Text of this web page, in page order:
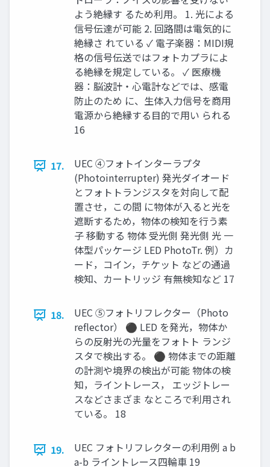
よう絶縁す るため利用。 1. 光による
信号伝達が可能 2. 回路間は電気的に
絶縁さ れている ✓ 電子楽器：MIDI規
格の信号伝送ではフォトカプラによ
る絶縁を規定している。 ✓ 医療機
器：脳波計・心電計などでは、感電
防止のため に、生体入力信号を商用
電源から絶縁する目的で用い られる
16
17.
UEC ④フォトインターラプタ
(Photointerrupter) 発光ダイオード
とフォトトランジスタを対向して配
置させ，この間 に物体が入ると光を
遮断するため，物体の検知を行う素
子 移動する 物体 受光側 発光側 光 一
体型パッケージ LED PhotoTr. 例）カ
ード，コイン，チケット などの通過
検知、カートリッジ 有無検知など 17
18.
UEC ⑤フォトリフレクター（Photo
reflector） ⚫ LED を発光，物体か
らの反射光の光量をフォトト ランジ
スタで検出する。 ⚫ 物体までの距離
の計測や境界の検出が可能 物体の検
知，ライントレース， エッジトレー
スなどさまざま なところで利用され
ている。 18
19.
UEC フォトリフレクターの利用例 a b
a-b ライントレース四輪車 19